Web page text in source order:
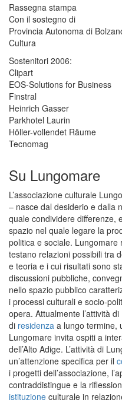
Rassegna stampa
Con il sostegno di
Provincia Autonoma di
Cultura
Sostenitori 2006:
Clipart
EOS-Solutions for Business
Finstral
Heinrich Gasser
Parkhotel Laurin
Höller-vollendet Räume
Tecnomag
Su Lungomare
L’associazione culturale
– nasce dal desiderio e dalla
quale condividere differenze,
spazio nel quale legare la
politica e sociale.
testano relazioni possibili tra
e teoria e i cui risultati sono
discussioni pubbliche,
nello spazio pubblico
i processi culturali e socio-
opera. Attualmente l’attività
di residenza a lungo termine,
Lungomare invita ospiti a
dell’Alto Adige. L’attività di
un’attenzione specifica per il
i progetti dell’associazione,
contraddistingue e la
istituzione culturale in